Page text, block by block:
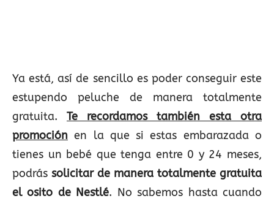
Ya está, así de sencillo es poder conseguir este
estupendo peluche de manera totalmente
gratuita. Te recordamos también esta otra
promoción en la que si estas embarazada o
tienes un bebé que tenga entre 0 y 24 meses,
podrás solicitar de manera totalmente gratuita
el osito de Nestlé. No sabemos hasta cuando